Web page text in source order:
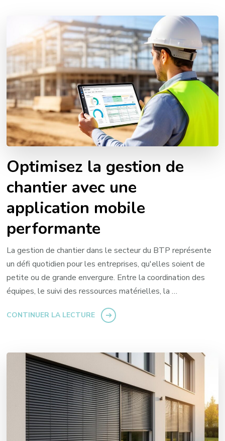
Optimisez la gestion de
chantier avec une
application mobile
performante
La gestion de chantier dans le secteur du BTP représente
un défi quotidien pour les entreprises, qu'elles soient de
petite ou de grande envergure. Entre la coordination des
équipes, le suivi des ressources matérielles, la …
CONTINUER LA LECTURE